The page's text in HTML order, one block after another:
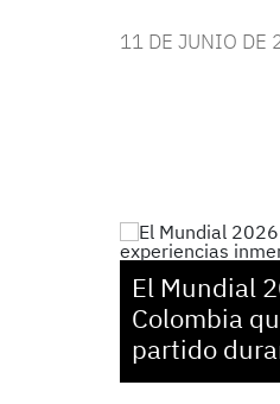
11 DE JUNIO DE
El Mundial
Colombia
partido